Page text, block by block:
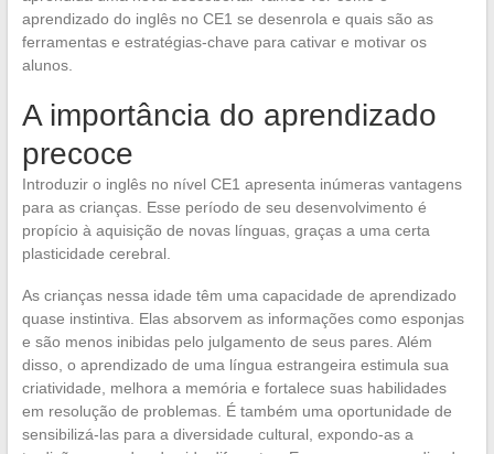
aprendizado do inglês no CE1 se desenrola e quais são as
ferramentas e estratégias-chave para cativar e motivar os
alunos.
A importância do aprendizado
precoce
Introduzir o inglês no nível CE1 apresenta inúmeras vantagens
para as crianças. Esse período de seu desenvolvimento é
propício à aquisição de novas línguas, graças a uma certa
plasticidade cerebral.
As crianças nessa idade têm uma capacidade de aprendizado
quase instintiva. Elas absorvem as informações como esponjas
e são menos inibidas pelo julgamento de seus pares. Além
disso, o aprendizado de uma língua estrangeira estimula sua
criatividade, melhora a memória e fortalece suas habilidades
em resolução de problemas. É também uma oportunidade de
sensibilizá-las para a diversidade cultural, expondo-as a